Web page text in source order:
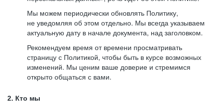
Мы можем периодически обновлять Политику,
не уведомляя об этом отдельно. Мы всегда указываем
актуальную дату в начале документа, над заголовком.
Рекомендуем время от времени просматривать
страницу с Политикой, чтобы быть в курсе возможных
изменений. Мы ценим ваше доверие и стремимся
открыто общаться с вами.
2. Кто мы